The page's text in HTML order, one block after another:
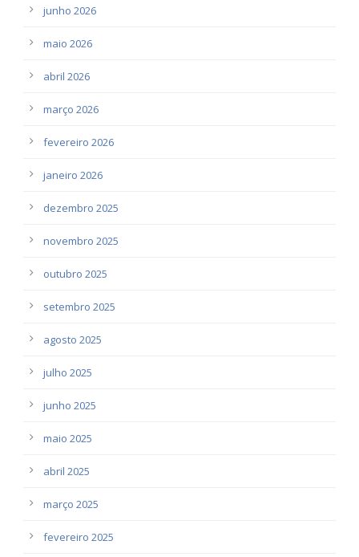
junho 2026
maio 2026
abril 2026
março 2026
fevereiro 2026
janeiro 2026
dezembro 2025
novembro 2025
outubro 2025
setembro 2025
agosto 2025
julho 2025
junho 2025
maio 2025
abril 2025
março 2025
fevereiro 2025